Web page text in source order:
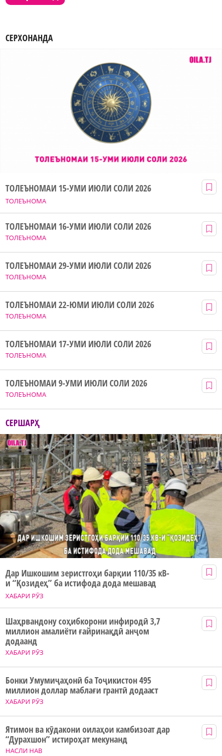
СЕРХОНАНДА
ТОЛЕЪНОМА
ТОЛЕЪНОМАИ 15-УМИ ИЮЛИ СОЛИ 2026
ТОЛЕЪНОМА
ТОЛЕЪНОМАИ 16-УМИ ИЮЛИ СОЛИ 2026
ТОЛЕЪНОМА
ТОЛЕЪНОМАИ 29-УМИ ИЮЛИ СОЛИ 2026
ТОЛЕЪНОМА
ТОЛЕЪНОМАИ 22-ЮМИ ИЮЛИ СОЛИ 2026
ТОЛЕЪНОМА
ТОЛЕЪНОМАИ 17-УМИ ИЮЛИ СОЛИ 2026
ТОЛЕЪНОМА
ТОЛЕЪНОМАИ 9-УМИ ИЮЛИ СОЛИ 2026
СЕРШАРҲ
ХАБАРИ РӮЗ
Дар Ишкошим зеристгоҳи барқии 110/35 кВ-
и “Қозидеҳ” ба истифода дода мешавад
ХАБАРИ РӮЗ
Шаҳрвандону соҳибкорони инфиродӣ 3,7
миллион амалиёти ғайринақдӣ анҷом
додаанд
ХАБАРИ РӮЗ
Бонки Умумиҷаҳонӣ ба Тоҷикистон 495
миллион доллар маблағи грантӣ додааст
НАСЛИ НАВ
Ятимон ва кӯдакони оилаҳои камбизоат дар
“Дурахшон” истироҳат мекунанд